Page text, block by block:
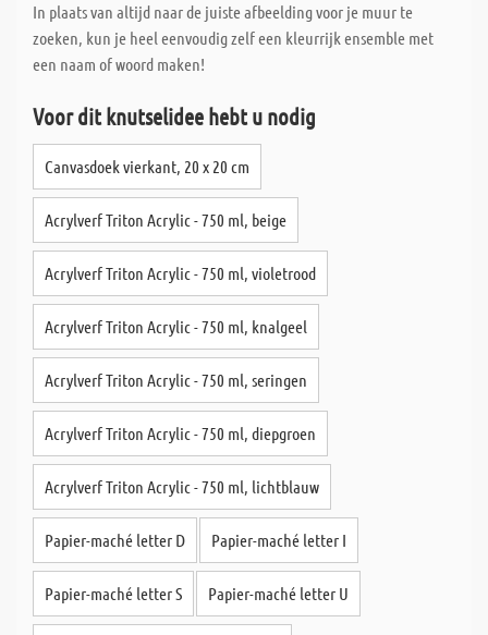
In plaats van altijd naar de juiste afbeelding voor je muur te
zoeken, kun je heel eenvoudig zelf een kleurrijk ensemble met
een naam of woord maken!
Voor dit knutselidee hebt u nodig
Canvasdoek vierkant, 20 x 20 cm
Acrylverf Triton Acrylic - 750 ml, beige
Acrylverf Triton Acrylic - 750 ml, violetrood
Acrylverf Triton Acrylic - 750 ml, knalgeel
Acrylverf Triton Acrylic - 750 ml, seringen
Acrylverf Triton Acrylic - 750 ml, diepgroen
Acrylverf Triton Acrylic - 750 ml, lichtblauw
Papier-maché letter D Papier-maché letter I
Papier-maché letter S Papier-maché letter U